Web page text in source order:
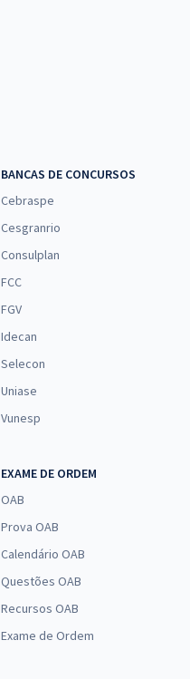
BANCAS DE CONCURSOS
Cebraspe
Cesgranrio
Consulplan
FCC
FGV
Idecan
Selecon
Uniase
Vunesp
EXAME DE ORDEM
OAB
Prova OAB
Calendário OAB
Questões OAB
Recursos OAB
Exame de Ordem